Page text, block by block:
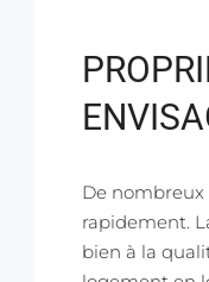
De
rapidement.
bien à la